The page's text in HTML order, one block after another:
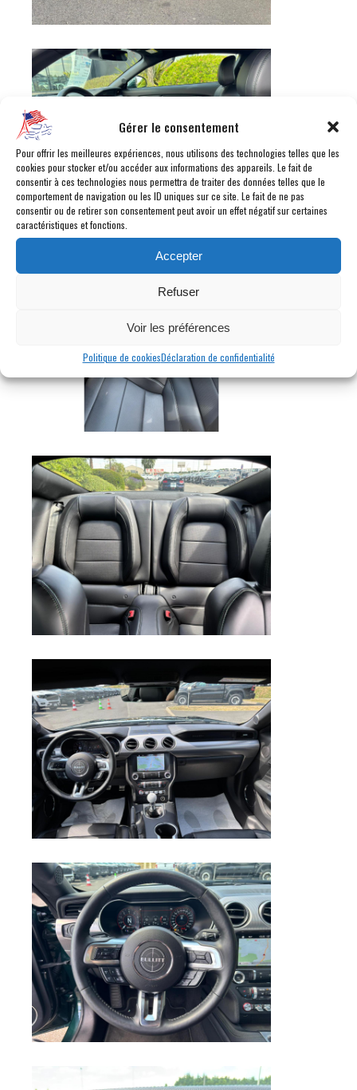
Gérer le consentement
Pour offrir les meilleures expériences, nous utilisons des technologies telles que les
cookies pour stocker et/ou accéder aux informations des appareils. Le fait de
consentir à ces technologies nous permettra de traiter des données telles que le
comportement de navigation ou les ID uniques sur ce site. Le fait de ne pas
consentir ou de retirer son consentement peut avoir un effet négatif sur certaines
caractéristiques et fonctions.
Accepter
Refuser
Voir les préférences
Politique de cookiesDéclaration de confidentialité